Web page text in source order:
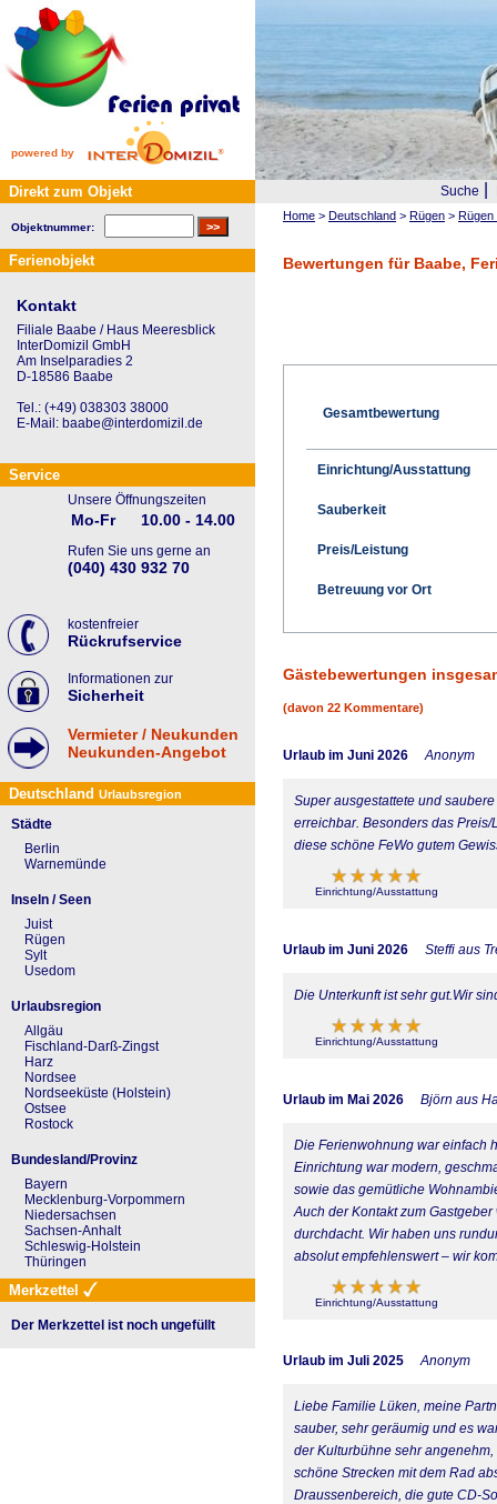
powered by
Suche
Home > Deutschland > Rügen > Rügen
Bewertungen für Baabe,
Gesamtbewertung
Einrichtung/Ausstattung
Sauberkeit
Preis/Leistung
Betreuung vor Ort
Gästebewertungen
(davon 22 Kommentare)
Urlaub im Juni 2026 Anonym
Super ausgestattete und
erreichbar. Besonders das
diese schöne FeWo gutem
Einrichtung/Ausstattung
Urlaub im Juni 2026 Steffi aus
Die Unterkunft ist sehr gut.Wir
Einrichtung/Ausstattung
Urlaub im Mai 2026 Björn aus
Die Ferienwohnung war einfach
Einrichtung war modern,
sowie das gemütliche
Auch der Kontakt zum
durchdacht. Wir haben uns
absolut empfehlenswert – wir
Einrichtung/Ausstattung
Urlaub im Juli 2025 Anonym
Liebe Familie Lüken, meine
sauber, sehr geräumig und es
der Kulturbühne sehr
schöne Strecken mit dem Rad
Draussenbereich, die gute CD-
Direkt zum Objekt
Objektnummer:
Ferienobjekt
Kontakt
Filiale Baabe / Haus Meeresblick
InterDomizil GmbH
Am Inselparadies 2
D-18586 Baabe
Tel.: (+49) 038303 38000
E-Mail: baabe@interdomizil.de
Service
Unsere Öffnungszeiten
Mo-Fr 10.00 - 14.00
Rufen Sie uns gerne an
(040) 430 932 70
kostenfreier
Rückrufservice
Informationen zur
Sicherheit
Vermieter / Neukunden
Neukunden-Angebot
Deutschland Urlaubsregion
Städte
Berlin
Warnemünde
Inseln / Seen
Juist
Rügen
Sylt
Usedom
Urlaubsregion
Allgäu
Fischland-Darß-Zingst
Harz
Nordsee
Nordseeküste (Holstein)
Ostsee
Rostock
Bundesland/Provinz
Bayern
Mecklenburg-Vorpommern
Niedersachsen
Sachsen-Anhalt
Schleswig-Holstein
Thüringen
Merkzettel
Der Merkzettel ist noch ungefüllt